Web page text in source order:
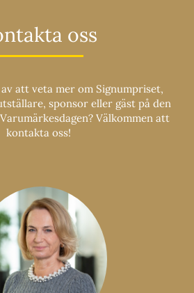
oss
att veta mer om Signumpriset,
sponsor eller gäst på den
Välkommen att
kontakta oss!